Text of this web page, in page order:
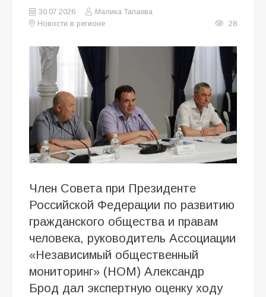
30.07.2026
Малика Тапаева
Новости в регионе
28
Член Совета при Президенте
Российской Федерации по развитию
гражданского общества и правам
человека, руководитель Ассоциации
«Независимый общественный
мониторинг» (НОМ) Александр
Брод дал экспертную оценку ходу